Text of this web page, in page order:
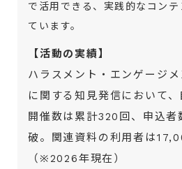
で活用できる、実践的なコン
ています。
【活動の実績】
ハラスメント・エンゲージ
に関する知見発信において
開催数は累計320回、申込
破。関連資料の利用者は
（※2026年現在）